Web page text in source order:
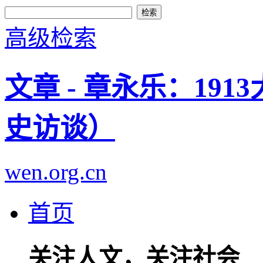
高级检索
文章 - 章永乐：
史访谈）
wen.org.cn
首页